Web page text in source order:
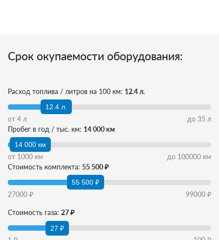
Срок окупаемости оборудования:
Расход топлива / литров на 100 км: 12.4 л.
12.4 л.
от 4 л до 35 л
Пробег в год / тыс. км: 14 000 км
14 000 км
от 1000 км до 100000 км
Стоимость комплекта: 55 500 ₽
55 500 ₽
27000 ₽ 99000 ₽
Стоимость газа: 27 ₽
27 ₽